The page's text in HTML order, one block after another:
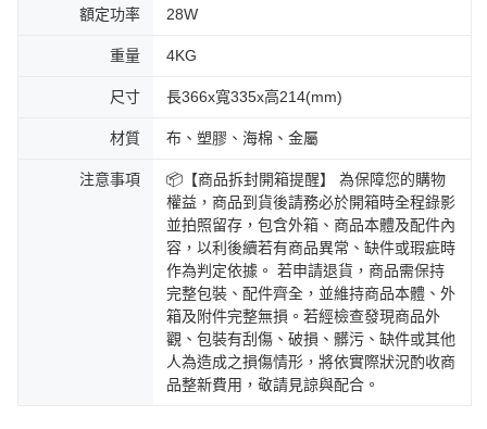
額定功率 28W
重量 4KG
尺寸 長366x寬335x高214(mm)
材質 布、塑膠、海棉、金屬
注意事項
📦【商品拆封開箱提醒】 為保障您的購物
權益，商品到貨後請務必於開箱時全程錄影
並拍照留存，包含外箱、商品本體及配件內
容，以利後續若有商品異常、缺件或瑕疵時
作為判定依據。 若申請退貨，商品需保持
完整包裝、配件齊全，並維持商品本體、外
箱及附件完整無損。若經檢查發現商品外
觀、包裝有刮傷、破損、髒污、缺件或其他
人為造成之損傷情形，將依實際狀況酌收商
品整新費用，敬請見諒與配合。